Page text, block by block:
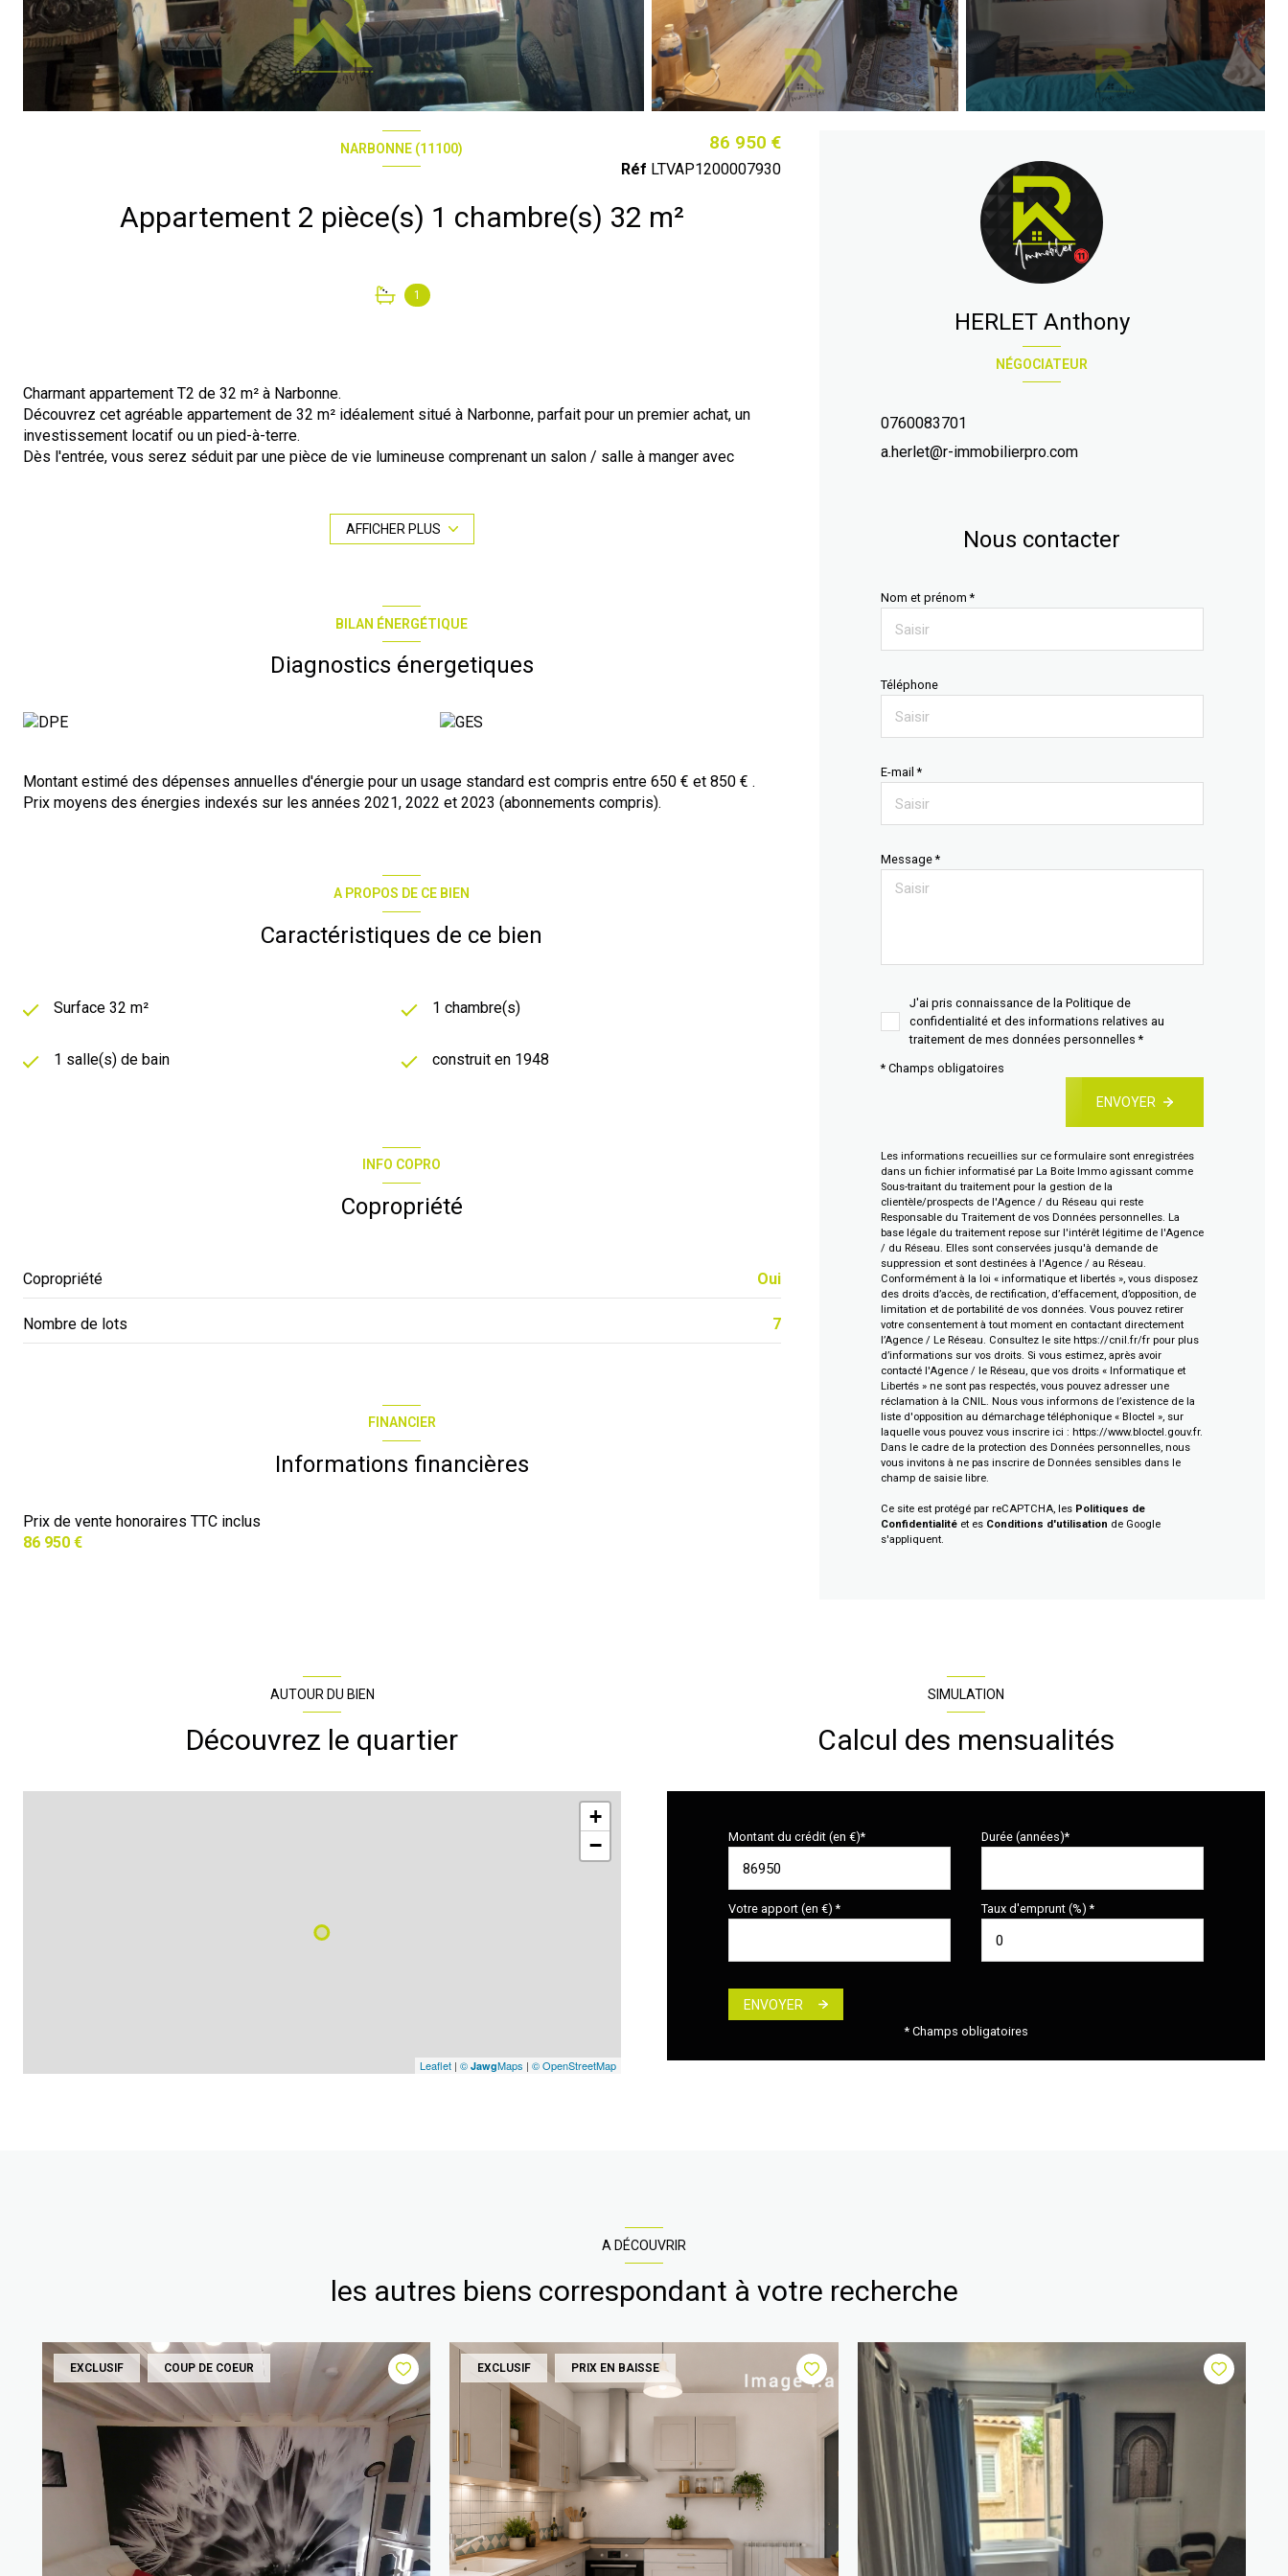
NARBONNE (11100)
Appartement 2 pièce(s) 1 chambre(s) 32 m²
1
86 950 €
Réf LTVAP1200007930
Charmant appartement T2 de 32 m² à Narbonne.
Découvrez cet agréable appartement de 32 m² idéalement situé à Narbonne, parfait pour un premier achat, un
investissement locatif ou un pied-à-terre.
Dès l'entrée, vous serez séduit par une pièce de vie lumineuse comprenant un salon / salle à manger avec
Contactez Anthony HERLET EI, immatriculée 522 698 090 au RSAC de Narbonne pour organiser une visite dès
AFFICHER PLUS
BILAN ÉNERGÉTIQUE
Diagnostics énergetiques
Montant estimé des dépenses annuelles d'énergie pour un usage standard est compris entre 650 € et 850 € .
Prix moyens des énergies indexés sur les années 2021, 2022 et 2023 (abonnements compris).
A PROPOS DE CE BIEN
Caractéristiques de ce bien
Surface 32 m² 1 chambre(s)
1 salle(s) de bain construit en 1948
INFO COPRO
Copropriété
Copropriété Oui
Nombre de lots 7
FINANCIER
Informations financières
Prix de vente honoraires TTC inclus
86 950 €
NÉGOCIATEUR
HERLET Anthony
0760083701
a.herlet@r-immobilierpro.com
Nous contacter
Nom et prénom *
Téléphone
E-mail *
Message *
J'ai pris connaissance de la Politique de
confidentialité et des informations relatives au
traitement de mes données personnelles *
* Champs obligatoires
ENVOYER
Les informations recueillies sur ce formulaire sont enregistrées
dans un fichier informatisé par La Boite Immo agissant comme
Sous-traitant du traitement pour la gestion de la
clientèle/prospects de l'Agence / du Réseau qui reste
Responsable du Traitement de vos Données personnelles. La
base légale du traitement repose sur l'intérêt légitime de l'Agence
/ du Réseau. Elles sont conservées jusqu'à demande de
suppression et sont destinées à l'Agence / au Réseau.
Conformément à la loi « informatique et libertés », vous disposez
des droits d’accès, de rectification, d’effacement, d’opposition, de
limitation et de portabilité de vos données. Vous pouvez retirer
votre consentement à tout moment en contactant directement
l’Agence / Le Réseau. Consultez le site https://cnil.fr/frpour plus
d’informations sur vos droits. Si vous estimez, après avoir
contacté l'Agence / le Réseau, que vos droits « Informatique et
Libertés » ne sont pas respectés, vous pouvez adresser une
réclamation à la CNIL. Nous vous informons de l’existence de la
liste d'opposition au démarchage téléphonique « Bloctel », sur
laquelle vous pouvez vous inscrire ici : https://www.bloctel.gouv.fr.
Dans le cadre de la protection des Données personnelles, nous
vous invitons à ne pas inscrire de Données sensibles dans le
champ de saisie libre.
Ce site est protégé par reCAPTCHA, les Politiques de
Confidentialitéet es Conditions d'utilisation de Google
s'appliquent.
AUTOUR DU BIEN
Découvrez le quartier
+
−
Leaflet | © JawgMaps | © OpenStreetMap
SIMULATION
Calcul des mensualités
Montant du crédit (en €)* Durée (années)*
Votre apport (en €) * Taux d'emprunt (%) *
ENVOYER
* Champs obligatoires
A DÉCOUVRIR
les autres biens correspondant à votre recherche
EXCLUSIF COUP DE COEUR EXCLUSIF PRIX EN BAISSE